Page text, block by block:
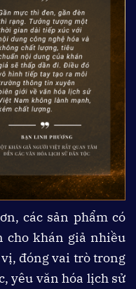
các sản phẩm có
cho khán giả nhiều
đóng vai trò trong
yêu văn hóa lịch sử